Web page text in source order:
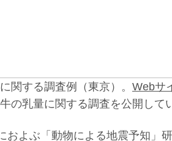
関する調査例（東京）。 Webサ
の乳量に関する調査を公開して
およぶ「動物による地震予知」